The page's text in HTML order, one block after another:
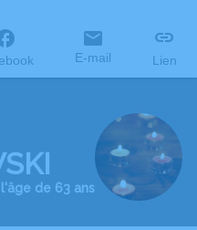
E-mail Lien
de 63 ans